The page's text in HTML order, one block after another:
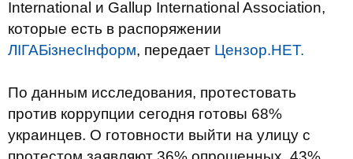
International и Gallup International Association,
которые есть в распоряжении
ЛІГАБізнесІнформ, передает Цензор.НЕТ.
По данным исследования, протестовать
против коррупции сегодня готовы 68%
украинцев. О готовности выйти на улицу с